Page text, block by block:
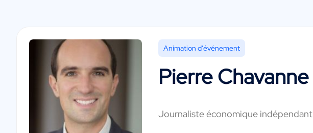
Animation d'événement
Pierre Chavanne
Journaliste économique indépendant